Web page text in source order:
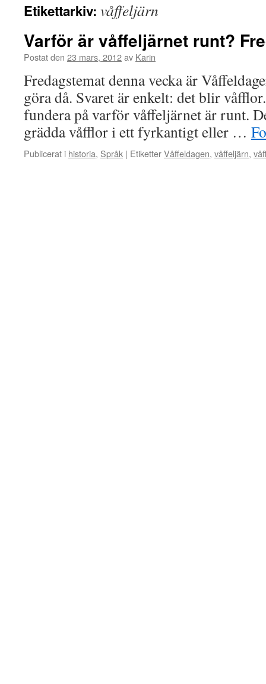
Etikettarkiv: våffeljärn
Varför är våffeljärnet runt?
Postat den 23 mars, 2012av Karin
Fredagstemat denna vecka är
göra då. Svaret är enkelt: det blir
fundera på varför våffeljärnet är runt.
grädda våfflor i ett fyrkantigt eller …
Publicerat i historia, Språk | EtiketterVåffeldagen, våffeljärn,